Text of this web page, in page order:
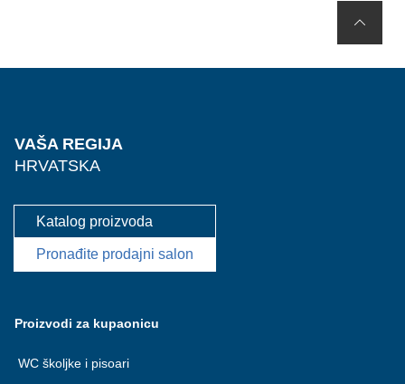
VAŠA REGIJA
HRVATSKA
Katalog proizvoda
Pronađite prodajni salon
Proizvodi za kupaonicu
WC školjke i pisoari